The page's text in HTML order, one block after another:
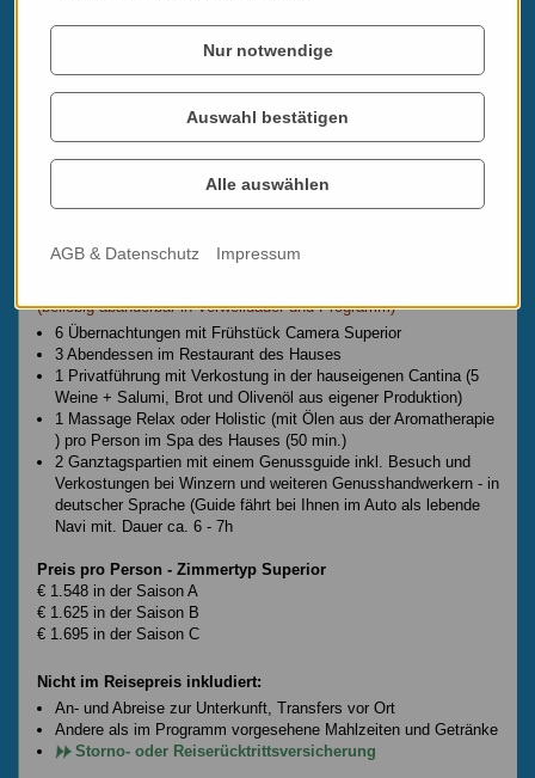
Preise und Termine
Saison A: 02.04. - 24.04. / 13.10. - 23.12.
(beliebig abänderbar in Verweildauer und Programm)
6 Übernachtungen mit Frühstück Camera Superior
3 Abendessen im Restaurant des Hauses
1 Privatführung mit Verkostung in der hauseigenen Cantina (5
Weine + Salumi, Brot und Olivenöl aus eigener Produktion)
1 Massage Relax oder Holistic (mit Ölen aus der Aromatherapie
) pro Person im Spa des Hauses (50 min.)
2 Ganztagspartien mit einem Genussguide inkl. Besuch und
Verkostungen bei Winzern und weiteren Genusshandwerkern - in
deutscher Sprache (Guide fährt bei Ihnen im Auto als lebende
Navi mit. Dauer ca. 6 - 7h
Preis pro Person - Zimmertyp Superior
€ 1.548 in der Saison A
€ 1.625 in der Saison B
€ 1.695 in der Saison C
Nicht im Reisepreis inkludiert:
An- und Abreise zur Unterkunft, Transfers vor Ort
Andere als im Programm vorgesehene Mahlzeiten und Getränke
Storno- oder Reiserücktrittsversicherung
Nur notwendige
Auswahl bestätigen
Alle auswählen
AGB & Datenschutz Impressum